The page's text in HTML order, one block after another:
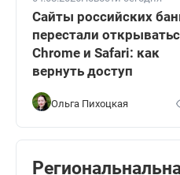
Сайты российских
перестали
Chrome и Safari: как
вернуть доступ
Ольга Пихоцкая